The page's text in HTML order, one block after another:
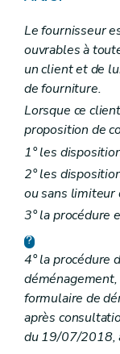
Le fournisseur
ouvrables à
un client et de
de fourniture.
Lorsque ce
proposition de
1° les
2° les
ou sans limiteur
3° la procédure
4° la procédure
formulaire de
après
du 19/07/2018,